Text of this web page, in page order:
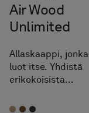
Air Wood
Unlimited
Allaskaappi, jonka
luot itse. Yhdistä
erikokoisista
kokonaisuus.